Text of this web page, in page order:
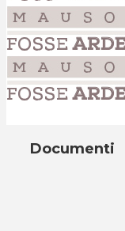
Documenti